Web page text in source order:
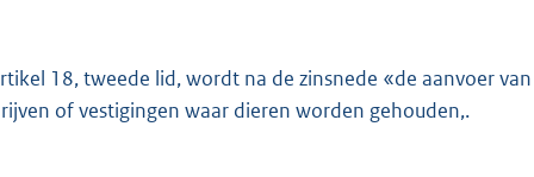
18, tweede lid, wordt na de zinsnede «de aanvoer
of vestigingen waar dieren worden gehouden,.